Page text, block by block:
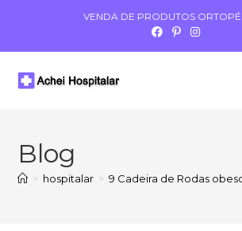
VENDA DE PRODUTOS
Blog
> hospitalar > 9 Cadeira de Rodas